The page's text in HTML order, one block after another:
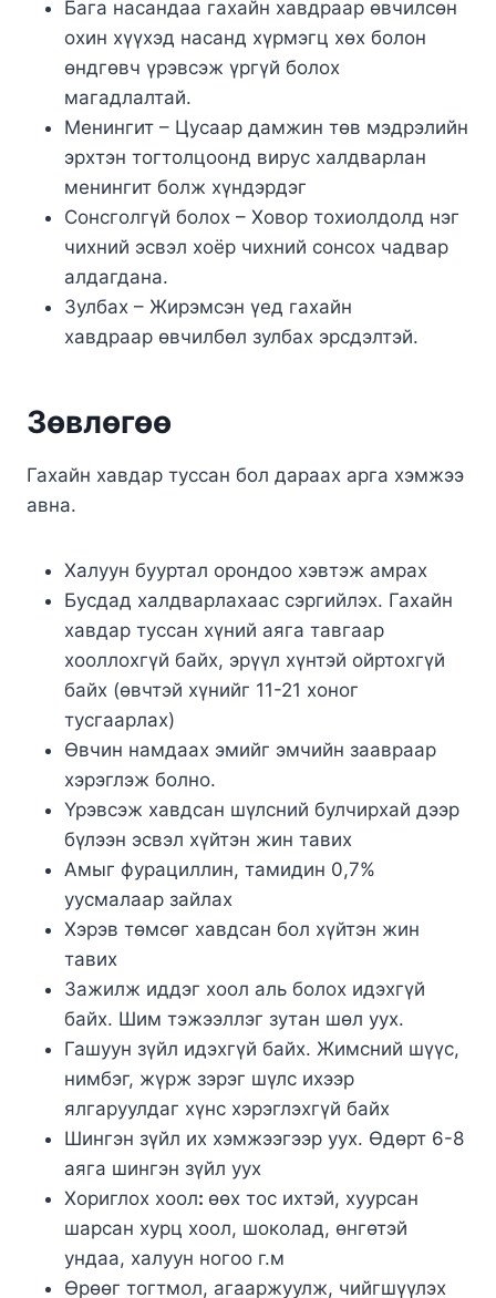
Бага насандаа гахайн хавдраар өвчилсөн
охин хүүхэд насанд хүрмэгц хөх болон
өндгөвч үрэвсэж үргүй болох
магадлалтай.
Менингит – Цусаар дамжин төв мэдрэлийн
эрхтэн тогтолцоонд вирус халдварлан
менингит болж хүндэрдэг
Сонсголгүй болох – Ховор тохиолдолд нэг
чихний эсвэл хоёр чихний сонсох чадвар
алдагдана.
Зулбах – Жирэмсэн үед гахайн
хавдраар өвчилбөл зулбах эрсдэлтэй.
Зөвлөгөө
Гахайн хавдар туссан бол дараах арга хэмжээ
авна.
Халуун бууртал орондоо хэвтэж амрах
Бусдад халдварлахаас сэргийлэх. Гахайн
хавдар туссан хүний аяга тавгаар
хооллохгүй байх, эрүүл хүнтэй ойртохгүй
байх (өвчтэй хүнийг 11-21 хоног
тусгаарлах)
Өвчин намдаах эмийг эмчийн заавраар
хэрэглэж болно.
Үрэвсэж хавдсан шүлсний булчирхай дээр
бүлээн эсвэл хүйтэн жин тавих
Амыг фурациллин, тамидин 0,7%
уусмалаар зайлах
Хэрэв төмсөг хавдсан бол хүйтэн жин
тавих
Зажилж иддэг хоол аль болох идэхгүй
байх. Шим тэжээллэг зутан шөл уух.
Гашуун зүйл идэхгүй байх. Жимсний шүүс,
нимбэг, жүрж зэрэг шүлс ихээр
ялгаруулдаг хүнс хэрэглэхгүй байх
Шингэн зүйл их хэмжээгээр уух. Өдөрт 6-8
аяга шингэн зүйл уух
Хориглох хоол: өөх тос ихтэй, хуурсан
шарсан хурц хоол, шоколад, өнгөтэй
ундаа, халуун ногоо г.м
Өрөөг тогтмол, агааржуулж, чийгшүүлэх